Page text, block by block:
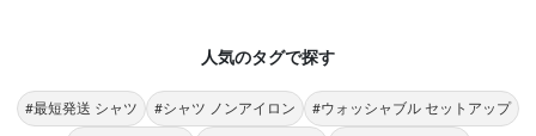
人気のタグで探す
#最短発送 シャツ #シャツ ノンアイロン #ウォッシャブル セットアップ